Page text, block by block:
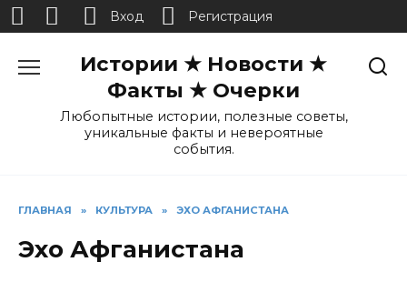
Истории ★ Новости ★
Факты ★ Очерки
Любопытные истории, полезные советы,
уникальные факты и невероятные
события.
ГЛАВНАЯ » КУЛЬТУРА » ЭХО АФГАНИСТАНА
Эхо Афганистана
Вход Регистрация